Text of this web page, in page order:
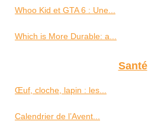
Whoo Kid et GTA 6 : Une...
Which is More Durable: a...
Santé
Œuf, cloche, lapin : les...
Calendrier de l’Avent...